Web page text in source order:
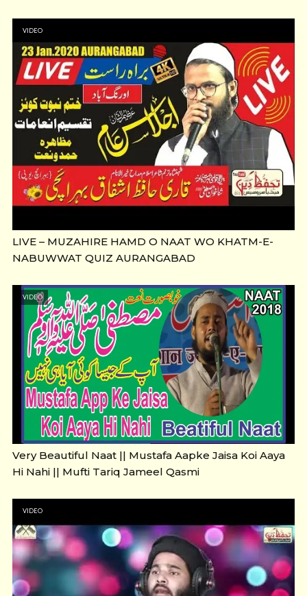
VIDEO
LIVE – MUZAHIRE HAMD O NAAT WO KHATM-E-
NABUWWAT QUIZ AURANGABAD
VIDEO
Very Beautiful Naat || Mustafa Aapke Jaisa Koi Aaya
Hi Nahi || Mufti Tariq Jameel Qasmi
VIDEO